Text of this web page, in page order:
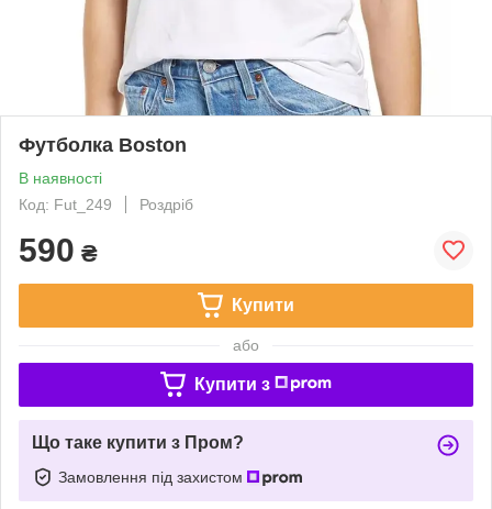
Футболка Boston
В наявності
Код: Fut_249
Роздріб
590 ₴
Купити
або
Купити з
Що таке купити з Пром?
Замовлення під захистом